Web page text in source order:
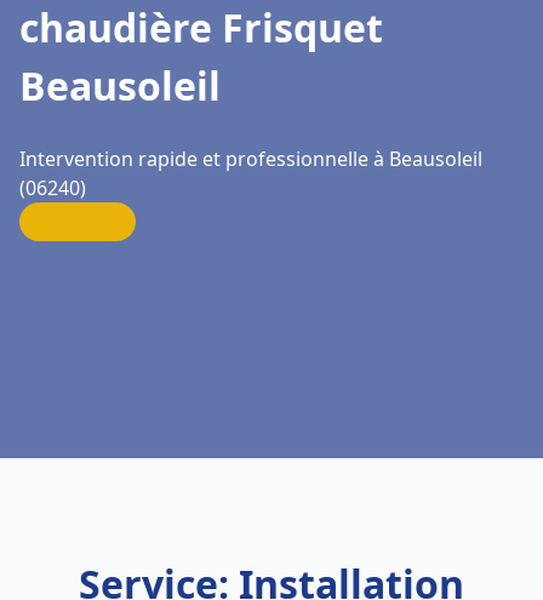
chaudière Frisquet
Beausoleil
Intervention rapide et professionnelle à Beausoleil
(06240)
Service: Installation